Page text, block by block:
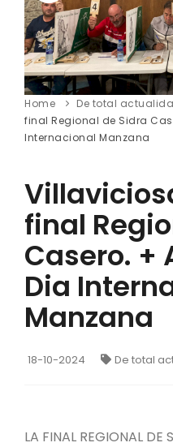
Home De total
final Regional de Sidra
Internacional Manzana
final
Casero. +
Dia
Manzana
18-10-2024 De total
LA FINAL REGIONAL DE